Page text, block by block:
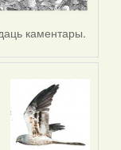
каментары.